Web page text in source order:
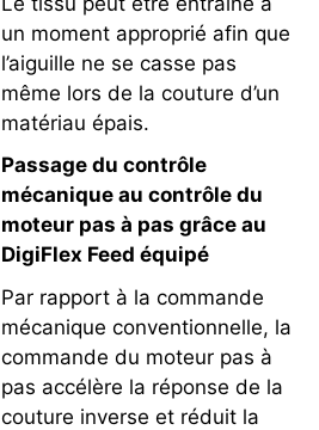
un moment approprié afin que
l’aiguille ne se casse pas
même lors de la couture d’un
matériau épais.
Passage du contrôle
mécanique au contrôle du
moteur pas à pas grâce au
DigiFlex Feed équipé
Par rapport à la commande
mécanique conventionnelle, la
commande du moteur pas à
pas accélère la réponse de la
couture inverse et réduit la